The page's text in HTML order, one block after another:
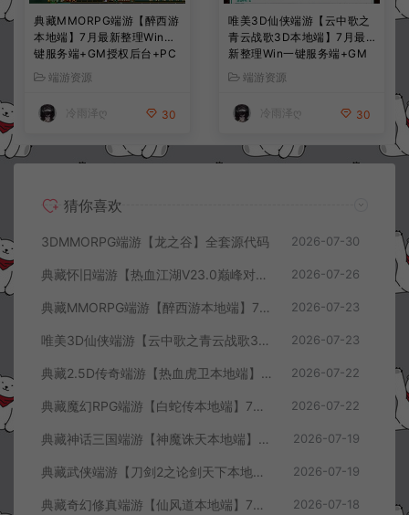
典藏MMORPG端游【醉西游
本地端】7月最新整理Win一
键服务端+GM授权后台+PC
客户端+详细搭建教程
端游资源
冷雨泽ღ 30
唯美3D仙侠端游【云中歌之
青云战歌3D本地端】7月最
新整理Win一键服务端+GM
工具+PC客户端+详细搭建教
端游资源
冷雨泽ღ 30
猜你喜欢
3DMMORPG端游【龙之谷】全套源代码 2026-07-30
典藏怀旧端游【热血江湖V23.0巅峰对决】7月最新整理Win一键服务端+GS源码+百宝阁+在线GM工具+PC客户端+详细搭建教程 2026-07-26
典藏MMORPG端游【醉西游本地端】7月最新整理Win一键服务端+GM授权后台+PC客户端+详细搭建教程 2026-07-23
唯美3D仙侠端游【云中歌之青云战歌3D本地端】7月最新整理Win一键服务端+GM工具+PC客户端+详细搭建教程 2026-07-23
典藏2.5D传奇端游【热血虎卫本地端】7月最新整理Win一键服务端+充值教程+PC客户端+详细搭建教程 2026-07-22
典藏魔幻RPG端游【白蛇传本地端】7月最新整理Win一键服务端+GM工具+PC客户端+详细搭建教程 2026-07-22
典藏神话三国端游【神魔诛天本地端】7月最新整理Win一键服务端+充值教程+PC客户端+详细搭建教程 2026-07-19
典藏武侠端游【刀剑2之论剑天下本地端】7月最新整理Win一键服务端+GM工具+PC客户端+详细搭建教程 2026-07-19
典藏奇幻修真端游【仙风道本地端】7月最新整理Win一键服务端+GM工具+PC客户端+详细搭建教程 2026-07-18